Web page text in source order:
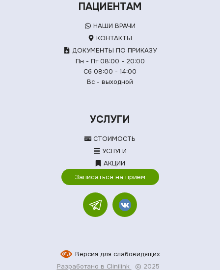
ПАЦИЕНТАМ
НАШИ ВРАЧИ
КОНТАКТЫ
ДОКУМЕНТЫ ПО ПРИКАЗУ
Пн - Пт 08:00 - 20:00
Сб 08:00 - 14:00
Вс - выходной
УСЛУГИ
СТОИМОСТЬ
УСЛУГИ
АКЦИИ
Записаться на прием
Версия для слабовидящих
Разработано в Clinilink
© 2025